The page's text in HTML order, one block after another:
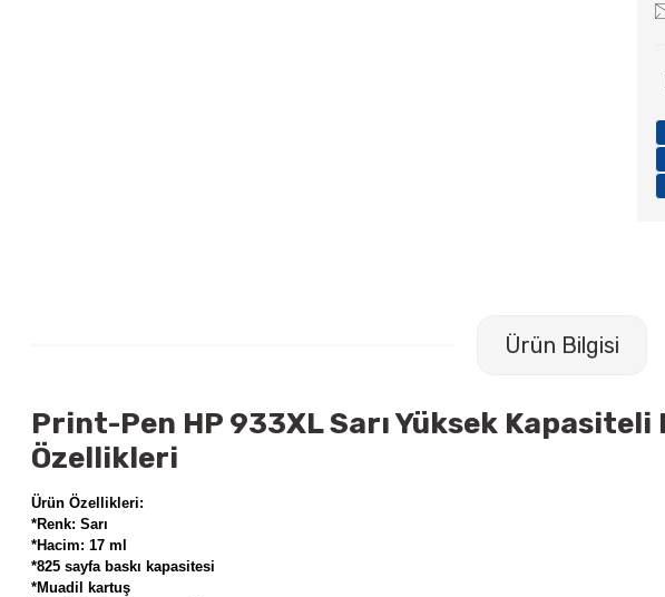
Ürün Bilgisi
Print-Pen HP 933XL Sarı Yüksek
Özellikleri
Ürün Özellikleri:
*Renk: Sarı
*Hacim: 17 ml
*825 sayfa baskı kapasitesi
*Muadil kartuş